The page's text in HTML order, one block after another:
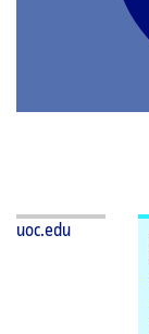
uoc.edu